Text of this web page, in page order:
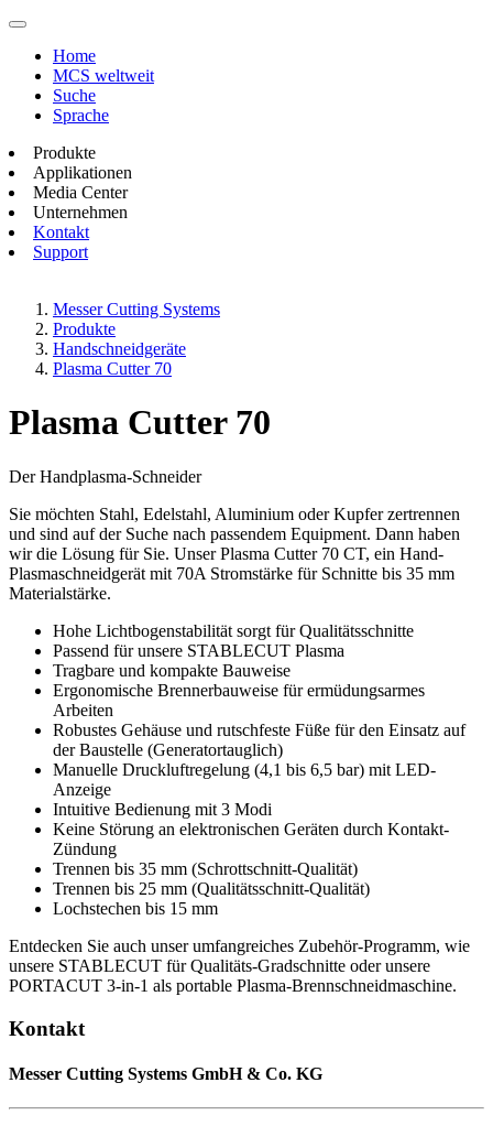
Home
MCS weltweit
Suche
Sprache
Produkte
Applikationen
Media Center
Unternehmen
Kontakt
Support
Messer Cutting Systems
Produkte
Handschneidgeräte
Plasma Cutter 70
Plasma Cutter 70
Der Handplasma-Schneider
Sie möchten Stahl, Edelstahl, Aluminium oder Kupfer zertrennen
und sind auf der Suche nach passendem Equipment. Dann haben
wir die Lösung für Sie. Unser Plasma Cutter 70 CT, ein Hand-
Plasmaschneidgerät mit 70A Stromstärke für Schnitte bis 35 mm
Materialstärke.
Hohe Lichtbogenstabilität sorgt für Qualitätsschnitte
Passend für unsere STABLECUT Plasma
Tragbare und kompakte Bauweise
Ergonomische Brennerbauweise für ermüdungsarmes
Arbeiten
Robustes Gehäuse und rutschfeste Füße für den Einsatz auf
der Baustelle (Generatortauglich)
Manuelle Druckluftregelung (4,1 bis 6,5 bar) mit LED-
Anzeige
Intuitive Bedienung mit 3 Modi
Keine Störung an elektronischen Geräten durch Kontakt-
Zündung
Trennen bis 35 mm (Schrottschnitt-Qualität)
Trennen bis 25 mm (Qualitätsschnitt-Qualität)
Lochstechen bis 15 mm
Entdecken Sie auch unser umfangreiches Zubehör-Programm, wie
unsere STABLECUT für Qualitäts-Gradschnitte oder unsere
PORTACUT 3-in-1 als portable Plasma-Brennschneidmaschine.
Kontakt
Messer Cutting Systems GmbH & Co. KG